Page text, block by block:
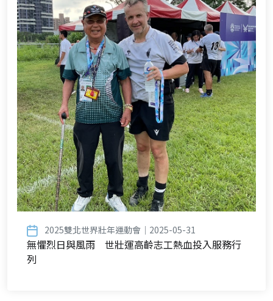
2025雙北世界壯年運動會｜2025-05-31
無懼烈日與風雨 世壯運高齡志工熱血投入服務行
列